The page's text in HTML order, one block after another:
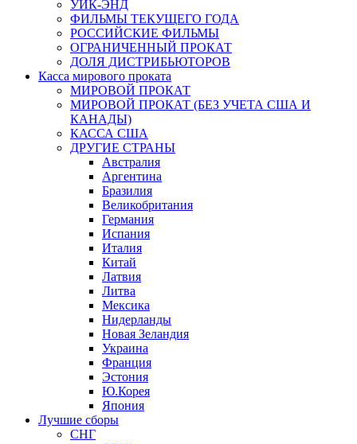
УИК-ЭНД
ФИЛЬМЫ ТЕКУЩЕГО ГОДА
РОССИЙСКИЕ ФИЛЬМЫ
ОГРАНИЧЕННЫЙ ПРОКАТ
ДОЛЯ ДИСТРИБЬЮТОРОВ
Касса мирового проката
МИРОВОЙ ПРОКАТ
МИРОВОЙ ПРОКАТ (БЕЗ УЧЕТА США И
КАНАДЫ)
КАССА США
ДРУГИЕ СТРАНЫ
Австралия
Аргентина
Бразилия
Великобритания
Германия
Испания
Италия
Китай
Латвия
Литва
Мексика
Нидерланды
Новая Зеландия
Украина
Франция
Эстония
Ю.Корея
Япония
Лучшие сборы
СНГ